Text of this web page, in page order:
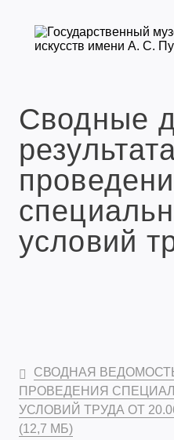
Сводные
условий
СВОДНАЯ
ПРОВЕДЕНИЯ
УСЛОВИЙ ТРУДА ОТ
(12,7 МБ)